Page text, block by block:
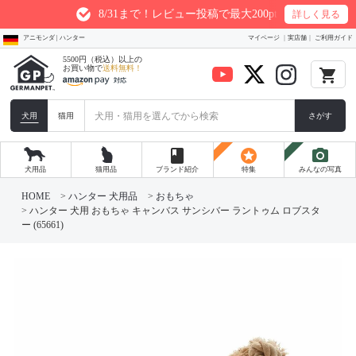
8/31まで！レビュー投稿で最大200ptプレゼント
詳しく見る
アニモンダ | ハンター マイページ 実店舗 ご利用ガイド
5500円（税込）以上の
お買い物で送料無料！ local_grocery_store
犬用 猫用 さがす
犬用品 猫用品
book
ブランド紹介
stars
特集
photo_camera
みんなの写真
HOME ハンター 犬用品
おもちゃ
ハンター 犬用 おもちゃ キャンバス サンシバー ラントゥム ロブスタ
ー (65661)